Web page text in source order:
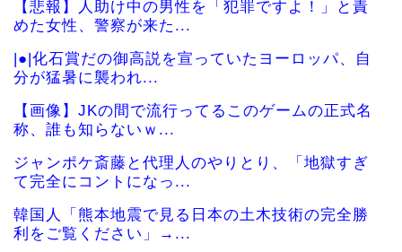
【悲報】人助け中の男性を「犯罪ですよ！」と責
めた女性、警察が来た...
|●|化石賞だの御高説を宣っていたヨーロッパ、自
分が猛暑に襲われ...
【画像】JKの間で流行ってるこのゲームの正式名
称、誰も知らないｗ...
ジャンポケ斎藤と代理人のやりとり、「地獄すぎ
て完全にコントになっ...
韓国人「熊本地震で見る日本の土木技術の完全勝
利をご覧ください」→...